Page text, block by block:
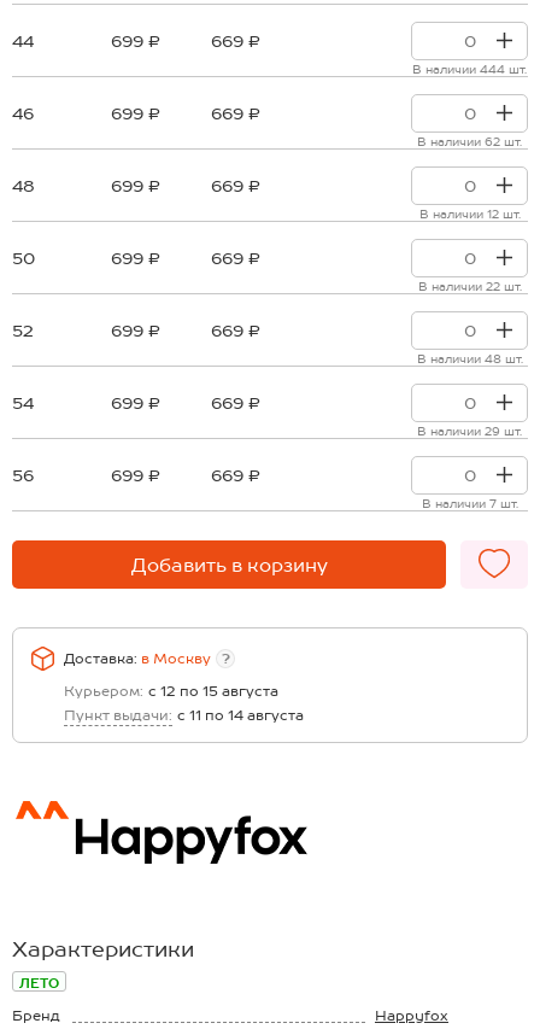
44 699 ₽ 669 ₽
В наличии 444 шт.
46 699 ₽ 669 ₽
В наличии 62 шт.
48 699 ₽ 669 ₽
В наличии 12 шт.
50 699 ₽ 669 ₽
В наличии 22 шт.
52 699 ₽ 669 ₽
В наличии 48 шт.
54 699 ₽ 669 ₽
В наличии 29 шт.
56 699 ₽ 669 ₽
В наличии 7 шт.
Добавить в корзину
Доставка: в Москву
?
Курьером: с 12 по 15 августа
Пункт выдачи: с 11 по 14 августа
Характеристики
ЛЕТО
Бренд
Happyfox